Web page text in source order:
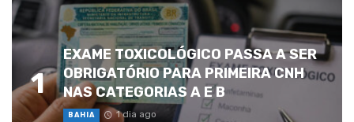
1
EXAME TOXICOLÓGICO PASSA A SER
OBRIGATÓRIO PARA PRIMEIRA CNH
NAS CATEGORIAS A E B
BAHIA 1 dia ago